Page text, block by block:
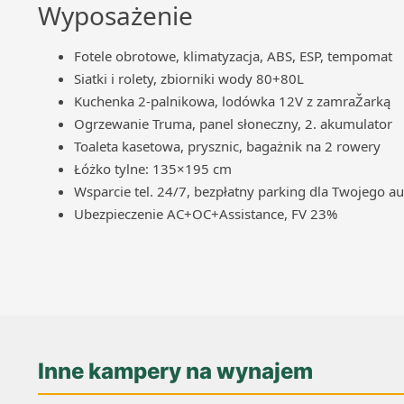
Wyposażenie
Fotele obrotowe, klimatyzacja, ABS, ESP, tempomat
Siatki i rolety, zbiorniki wody 80+80L
Kuchenka 2-palnikowa, lodówka 12V z zamraŽarką
Ogrzewanie Truma, panel słoneczny, 2. akumulator
Toaleta kasetowa, prysznic, bagażnik na 2 rowery
Łóżko tylne: 135×195 cm
Wsparcie tel. 24/7, bezpłatny parking dla Twojego
Ubezpieczenie AC+OC+Assistance, FV 23%
Inne kampery na wynajem